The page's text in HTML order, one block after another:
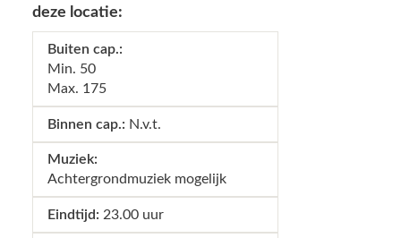
deze locatie:
Min. 50
Max. 175
N.v.t.
Achtergrondmuziek mogelijk
23.00 uur